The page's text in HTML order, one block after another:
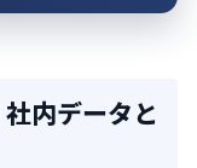
内データと